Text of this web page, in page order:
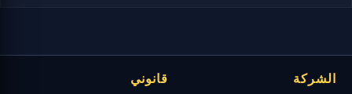
الشركة قانوني